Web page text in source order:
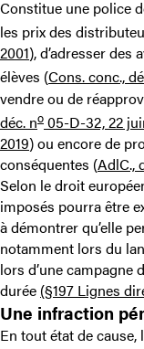
Constitue une police
les prix des
2001), d’adresser
élèves (Cons. conc.,
vendre ou de
déc. no 05-D-32, 22
2019) ou encore de
conséquentes (AdlC.,
Selon le droit
imposés pourra être
à démontrer qu’elle
notamment lors du
lors d’une campagne
durée (§197 Lignes
Une infraction
En tout état de